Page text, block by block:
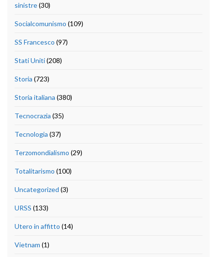
sinistre(30)
Socialcomunismo (109)
SS Francesco (97)
Stati Uniti(208)
Storia (723)
Storia italiana (380)
Tecnocrazia (35)
Tecnologia (37)
Terzomondialismo (29)
Totalitarismo (100)
Uncategorized (3)
URSS (133)
Utero in affitto (14)
Vietnam (1)